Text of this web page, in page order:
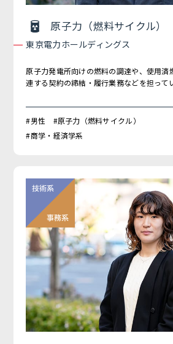
原子力（燃料サイクル）
東京電力ホールディングス
原子力発電所向けの燃料の調達や、使用済
連する契約の締結・履行業務などを担って
#男性 #原子力（燃料サイクル）
#商学・経済学系